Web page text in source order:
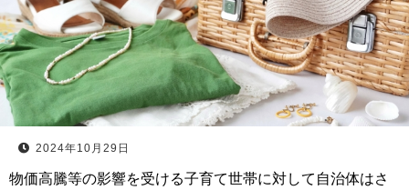
2024年10月29日
物価高騰等の影響を受ける子育て世帯に対して自治体はさ